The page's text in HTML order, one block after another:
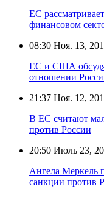
ЕС
финансовом
08:30 Ноя. 13,
ЕС и США
отношении
21:37 Ноя. 12,
В ЕС считают
против России
20:50 Июль 23,
Ангела Меркель
санкции против